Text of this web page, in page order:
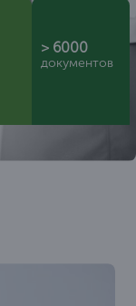
> 6000
документов